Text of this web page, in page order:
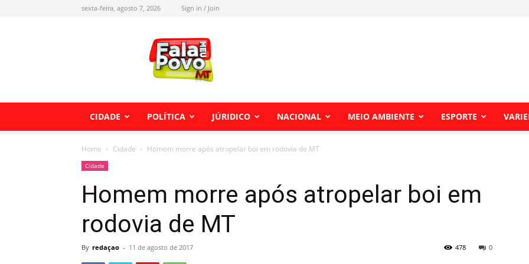
sexta-feira, agosto 7, 2026 Sign in / Join
Fala
meu
Povo
MT
CIDADE POLÍTICA JÚRIDICO NACIONAL MEIO AMBIENTE ESPORTE
Home Cidade Homem morre após atropelar boi em rodovia de MT
Cidade
Homem morre após atropelar boi em
rodovia de MT
By redaçao - 11 de agosto de 2017 0
478